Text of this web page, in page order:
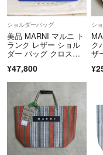
ショルダーバッグ
美品 MARNI マルニ ト
ランク レザー ショル
ダー バッグ クロスボ
¥47,800
シ
ク
ザ